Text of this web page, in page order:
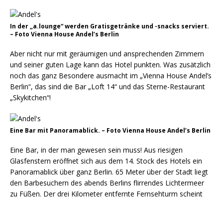
In der „a.lounge“ werden Gratisgetränke und -snacks serviert.
– Foto Vienna House Andel’s Berlin
Aber nicht nur mit geräumigen und ansprechenden Zimmern
und seiner guten Lage kann das Hotel punkten. Was zusätzlich
noch das ganz Besondere ausmacht im „Vienna House Andel’s
Berlin“, das sind die Bar „Loft 14“ und das Sterne-Restaurant
„Skykitchen“!
Eine Bar mit Panoramablick. – Foto Vienna House Andel’s Berlin
Eine Bar, in der man gewesen sein muss! Aus riesigen
Glasfenstern eröffnet sich aus dem 14. Stock des Hotels ein
Panoramablick über ganz Berlin. 65 Meter über der Stadt liegt
den Barbesuchern des abends Berlins flirrendes Lichtermeer
zu Füßen. Der drei Kilometer entfernte Fernsehturm scheint